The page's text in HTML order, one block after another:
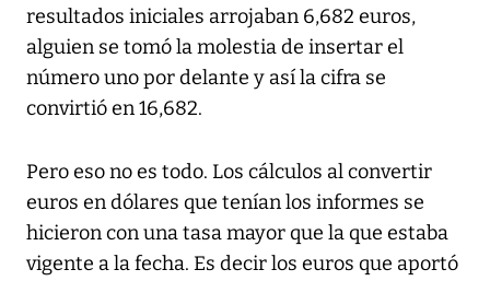
resultados iniciales arrojaban 6,682 euros,
alguien se tomó la molestia de insertar el
número uno por delante y así la cifra se
convirtió en 16,682.
Pero eso no es todo. Los cálculos al convertir
euros en dólares que tenían los informes se
hicieron con una tasa mayor que la que estaba
vigente a la fecha. Es decir los euros que aportó